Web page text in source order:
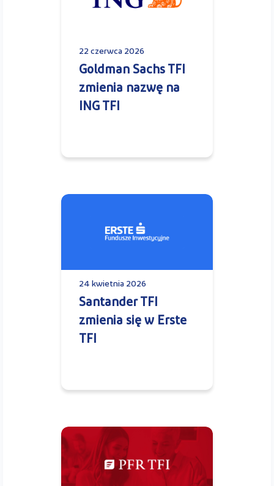
22 czerwca 2026
Goldman Sachs TFI
zmienia nazwę na
ING TFI
24 kwietnia 2026
Santander TFI
zmienia się w Erste
TFI